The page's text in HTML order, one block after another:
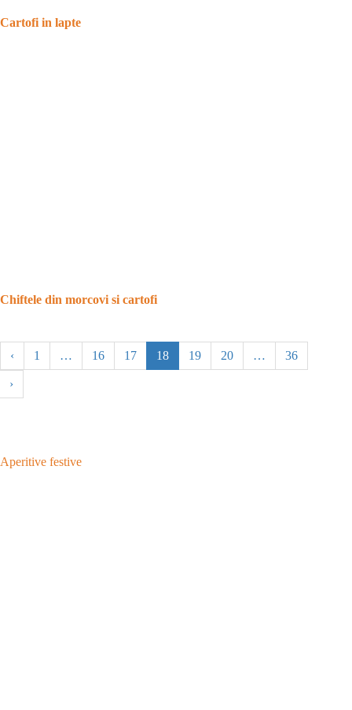
Cartofi in lapte
Chiftele din morcovi si cartofi
‹ 1 … 16 17 18 19 20 … 36
›
Aperitive festive